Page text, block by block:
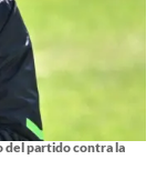
del partido contra la